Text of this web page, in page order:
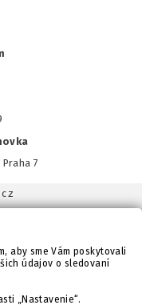
7
aby sme Vám poskytovali
údajov o sledovaní
„Nastavenie“.